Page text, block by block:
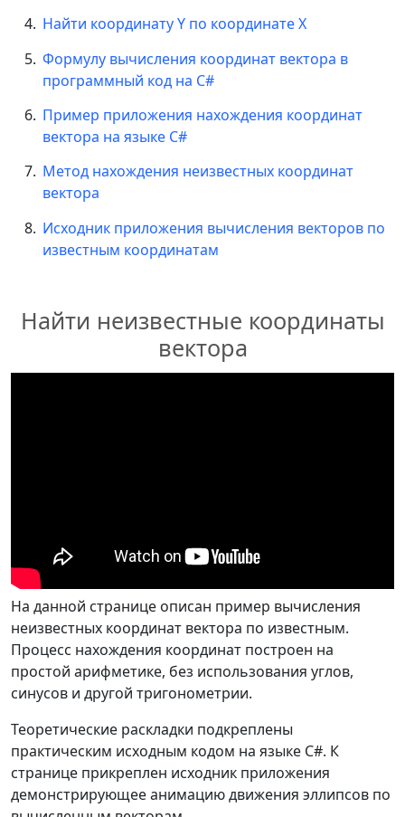
Найти координату Y по координате X
Формулу вычисления координат вектора в
программный код на C#
Пример приложения нахождения координат
вектора на языке C#
Метод нахождения неизвестных координат
вектора
Исходник приложения вычисления векторов по
известным координатам
Найти неизвестные координаты
вектора
На данной странице описан пример вычисления
неизвестных координат вектора по известным.
Процесс нахождения координат построен на
простой арифметике, без использования углов,
синусов и другой тригонометрии.
Теоретические раскладки подкреплены
практическим исходным кодом на языке C#. К
странице прикреплен исходник приложения
демонстрирующее анимацию движения эллипсов по